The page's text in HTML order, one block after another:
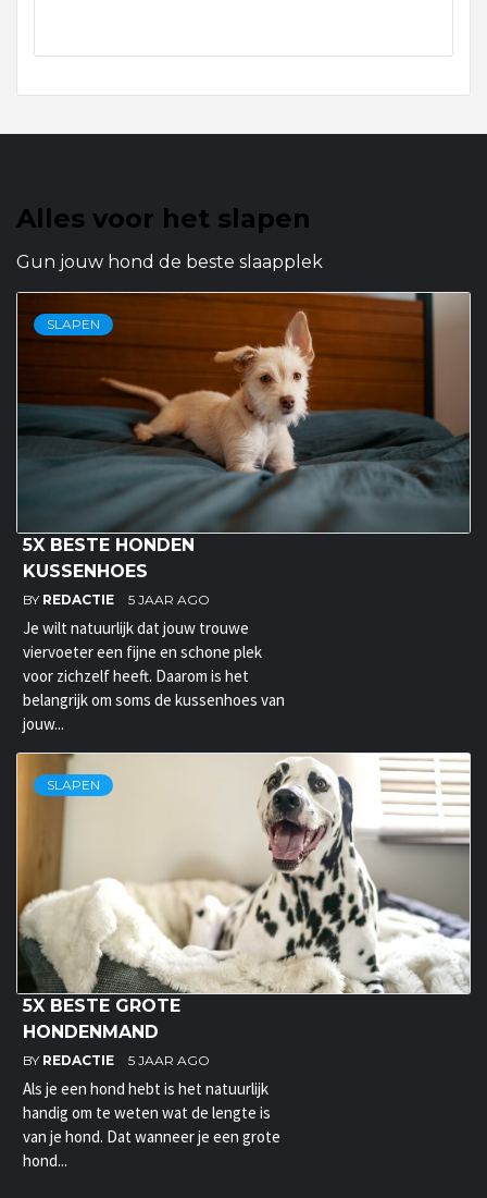
Alles voor het slapen
Gun jouw hond de beste slaapplek
SLAPEN
5X BESTE HONDEN
KUSSENHOES
BY REDACTIE 5 JAAR AGO
Je wilt natuurlijk dat jouw trouwe
viervoeter een fijne en schone plek
voor zichzelf heeft. Daarom is het
belangrijk om soms de kussenhoes van
jouw...
SLAPEN
5X BESTE GROTE
HONDENMAND
BY REDACTIE 5 JAAR AGO
Als je een hond hebt is het natuurlijk
handig om te weten wat de lengte is
van je hond. Dat wanneer je een grote
hond...